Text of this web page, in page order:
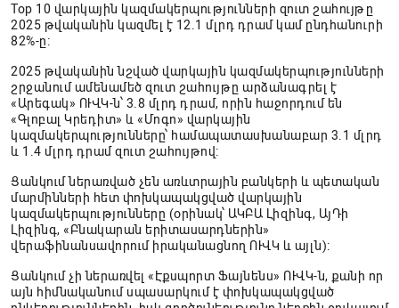
Top 10 վարկային կազմակերպությունների զուտ շահույթը
2025 թվականին կազմել է 12.1 մլրդ դրամ կամ ընդհանուրի
82%-ը։
2025 թվականին նշված վարկային կազմակերպությունների
շրջանում ամենամեծ զուտ շահույթը արձանագրել է
«Արեգակ» ՈՒՎԿ-ն՝ 3.8 մլրդ դրամ, որին հաջորդում են
«Գլոբալ Կրեդիտ» և «Մոգո» վարկային
կազմակերպությունները՝ համապատասխանաբար 3.1 մլրդ
և 1.4 մլրդ դրամ զուտ շահույթով։
Ցանկում ներառված չեն առևտրային բանկերի և պետական
մարմինների հետ փոխկապակցված վարկային
կազմակերպությունները (օրինակ՝ ԱԿԲԱ Լիզինգ, ԱյԴի
Լիզինգ, «Բնակարան երիտասարդներին»
վերաֆինանսավորում իրականացնող ՈՒՎԿ և այլն):
Ցանկում չի ներառվել «Էքսպորտ Ֆայնենս» ՈՒՎԿ-ն, քանի որ
այն հիմնականում սպասարկում է փոխկապակցված